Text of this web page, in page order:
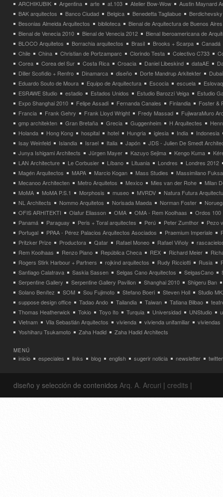
ARCHIKUBIK
Argentina arte at.103 Atelier Bow-Wow
Austin Maynard
BAK arquitectos
Banco Ciudad Belgica Benedetta Tagliabue
Besonias Almeida Arquitectos
biblioteca
Bienal de Arquitectura de Buenos Aires
Bienal de Venecia 2010
Bienal de Venecia 2012
Bienal Iberoamericana de
BLOCO Arquitetos
Borrachia arquitectos Brasil Brooks + Scarpa
Canadá
Chile
China Christian de Portzamparc Clorindo Testa Colectivo C733
Corea
Corea del Sur Costa Rica Croacia Daniel Libeskind dataAE
Diller Scofidio + Renfro
Dinamarca diseño Dorte Mandrup Arkitekter
Dubai
Eduardo Souto de Moura
Equipo de Arquitectura Escocia escuela
ESRAWE Studio
estadio Estados Unidos Estudio Barozzi Veiga
Estudio
Expo Shanghai 2010
Felipe Assadi Fernanda Canales Finlandia
Foster &
Francia
Frank Gehry Frank Lloyd Wright Fredy Massad
FujiwaraMuro
gmp architekten
Gran Bretaña Grecia Guggenheim H Arquitectes
Holanda
Hong Kong hospital hotel Hungria iglesia India
Indonesia
Isay Weinfeld
Islandia Israel Italia Japón
JDS - Julien De Smedt
Junya Ishigami Architects
Jürgen Mayer Kazuyo Sejima Kengo Kuma
LAN Architecture
Le Corbusier Líbano Lituania Londres
Londres 2012
Magén Arquitectos
MAPA Marcio Kogan Mass Studies
Massimilano
Mecanoo Architecten
Metro Arquitetos Mexico Mies van der Rohe
Milan
MoMA
MoMA P.S.1 Morphosis museo MVRDV
Natura Futura
NL Architects
Nommo Arquitetos Norisada Maeda Norman Foster
OFIS ARHITEKTI
Olafur Eliasson OMA OMA - Rem Koolhaas
Ordos 100
Panamá
Paraguay Peris + Toral arquitectes Perú Peter Zumthor
Pezo
Portugal
PPAA - Pérez Palacios Arquitectos Asociados Praemium Imperiale
Pritzker Prize
Productora Qatar Rafael Moneo Rafael Viñoly
Rem Koolhaas
Renzo Piano República Checa REX Richard Meier
Rogers Stirk Harbour + Partners
rojkind arquitectos Rudy Ricciotti Rusia
Santiago Calatrava
Saskia Sassen Selgas Cano Arquitectos SelgasCano
Serpentine Gallery
Serpentine Gallery Pavilion Shanghai 2010
Shigeru Ban
Solano Benítez
SOM Sou Fujimoto Stefano Boeri Steven Holl
Studio
suppose design office
Tadao Ando Tailandia Taiwan Tatiana Bilbao
Thomas Heatherwick
Tokio Toyo Ito Turquia Universidad UNStudio
Vietnam
Vila Sebastián Arquitectos vivienda vivienda unifamiliar
viviendas
Yoshiharu Tsukamoto
Zaha Hadid Zaha Hadid Architects
MENÚ
inicio especiales links blog english sugerir noticia newsletter twitter
diseño y selección de contenidos Arq. A. Arcuri | credits |